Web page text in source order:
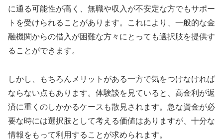
に通る可能性が高く、無職や収入が不安定な方でもサポー
トを受けられることがあります。これにより、一般的な金
融機関からの借入が困難な方々にとっても選択肢を提供す
ることができます。
しかし、もちろんメリットがある一方で気をつけなければ
ならない点もあります。体験談を見ていると、高金利が返
済に重くのしかかるケースも散見されます。急な資金が必
要な時には選択肢として考える価値はありますが、十分な
情報をもって利用することが求められます。